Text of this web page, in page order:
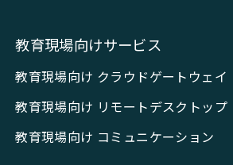
教育現場向けサービス
教育現場向け クラウドゲートウェイ
教育現場向け リモートデスクトップ
教育現場向け コミュニケーション